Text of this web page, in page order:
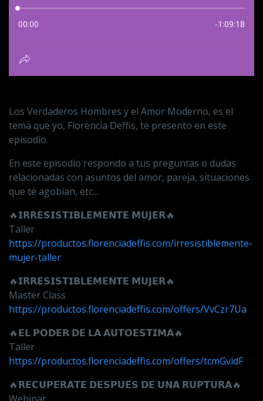
Los Verdaderos Hombres y el Amor Moderno, es el
tema que yo, Florencia Deffis, te presento en este
episodio.
En este episodio respondo a tus preguntas o dudas
relacionadas con asuntos del amor, pareja, situaciones
que te agobian, etc...
🔥𝗜𝗥𝗥𝗘𝗦𝗜𝗦𝗧𝗜𝗕𝗟𝗘𝗠𝗘𝗡𝗧𝗘 𝗠𝗨𝗝𝗘𝗥🔥
Taller
https://productos.florenciadeffis.com/irresistiblemente-
mujer-taller
🔥𝗜𝗥𝗥𝗘𝗦𝗜𝗦𝗧𝗜𝗕𝗟𝗘𝗠𝗘𝗡𝗧𝗘 𝗠𝗨𝗝𝗘𝗥🔥
Master Class
https://productos.florenciadeffis.com/offers/VvCzr7Ua
🔥𝗘𝗟 𝗣𝗢𝗗𝗘𝗥 𝗗𝗘 𝗟𝗔 𝗔𝗨𝗧𝗢𝗘𝗦𝗧𝗜𝗠𝗔🔥
Taller
https://productos.florenciadeffis.com/offers/tcmGvidF
🔥𝗥𝗘𝗖𝗨𝗣𝗘́𝗥𝗔𝗧𝗘 𝗗𝗘𝗦𝗣𝗨𝗘́𝗦 𝗗𝗘 𝗨𝗡𝗔 𝗥𝗨𝗣𝗧𝗨𝗥𝗔🔥